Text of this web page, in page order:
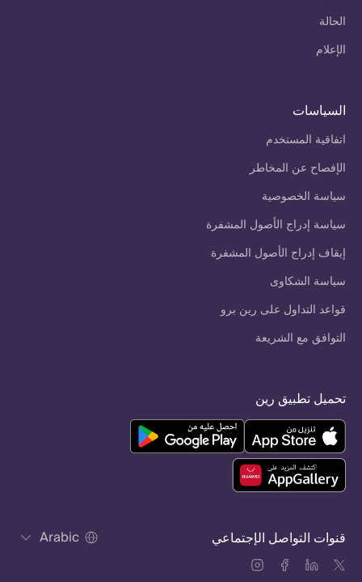
الحالة
الإعلام
السياسات
اتفاقية المستخدم
الإفصاح عن المخاطر
سياسة الخصوصية
سياسة إدراج الأصول المشفرة
إيقاف إدراج الأصول المشفرة
سياسة الشكاوى
قواعد التداول على رين برو
التوافق مع الشريعة
قنوات التواصل الإجتماعي Arabic
تحميل تطبيق رين